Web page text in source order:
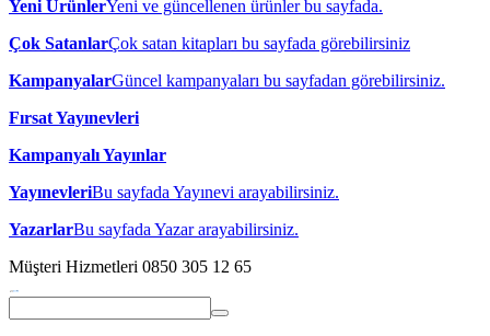
Yeni ÜrünlerYeni ve güncellenen ürünler bu sayfada.
Çok SatanlarÇok satan kitapları bu sayfada görebilirsiniz
KampanyalarGüncel kampanyaları bu sayfadan görebilirsiniz.
Fırsat Yayınevleri
Kampanyalı Yayınlar
YayınevleriBu sayfada Yayınevi arayabilirsiniz.
YazarlarBu sayfada Yazar arayabilirsiniz.
Müşteri Hizmetleri 0850 305 12 65